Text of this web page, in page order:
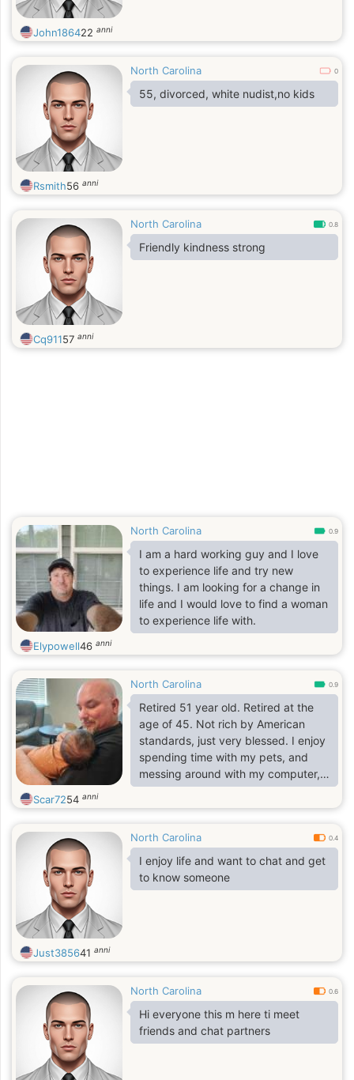
John186422 anni
North Carolina 0
55, divorced, white nudist,no kids
Rsmith56 anni
North Carolina 0.8
Friendly kindness strong
Cq91157 anni
North Carolina 0.9
I am a hard working guy and I love
to experience life and try new
things. I am looking for a change in
life and I would love to find a woman
to experience life with.
Elypowell46 anni
North Carolina 0.9
Retired 51 year old. Retired at the
age of 45. Not rich by American
standards, just very blessed. I enjoy
spending time with my pets, and
messing around with my computer,
playing games. I watch way too
much YouTube. Not really sure what
who pretty much keeps to himself
these days, as the World is crazy. I
have two grown Daughters (26 &
Scar7254 anni
North Carolina 0.4
I enjoy life and want to chat and get
to know someone
Just385641 anni
North Carolina 0.6
Hi everyone this m here ti meet
friends and chat partners